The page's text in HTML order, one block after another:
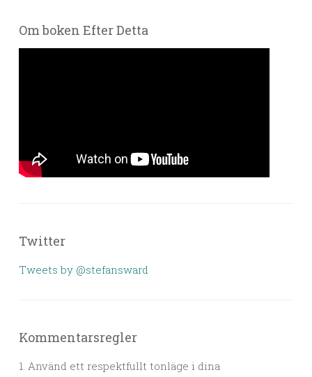
Om boken Efter Detta
Twitter
Tweets by @stefansward
Kommentarsregler
1. Använd ett respektfullt tonläge i dina